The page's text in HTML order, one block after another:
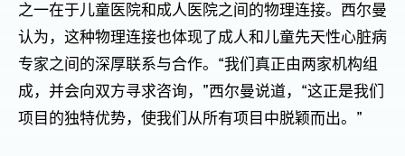
之一在于儿童医院和成人医院之间的物理连接。西尔曼
认为，这种物理连接也体现了成人和儿童先天性心脏病
专家之间的深厚联系与合作。“我们真正由两家机构组
成，并会向双方寻求咨询，”西尔曼说道，“这正是我们
项目的独特优势，使我们从所有项目中脱颖而出。”